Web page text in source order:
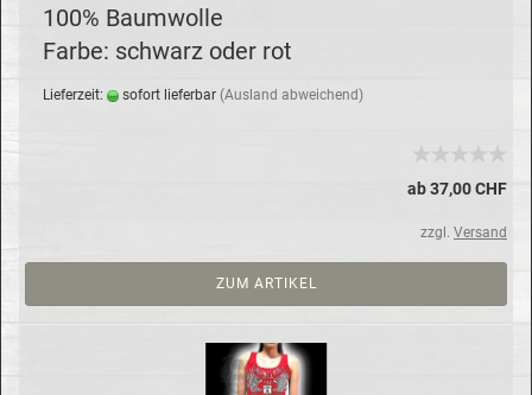
100% Baum­wol­le
Farbe: schwarz oder rot
Lie­fer­zeit: so­fort lie­fer­bar (Aus­land ab­wei­chend)
ab 37,00 CHF
zzgl. Versand
ZUM ARTIKEL